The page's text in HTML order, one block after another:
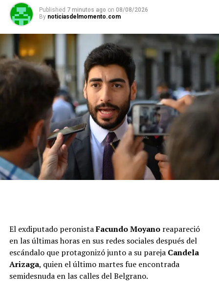
Published 7 minutos ago on 08/08/2026
By noticiasdelmomento.com
El exdiputado peronistaFacundo Moyano reapareció
en las últimas horas en sus redes sociales después del
escándalo que protagonizó junto a su pareja Candela
Arizaga, quien el último martes fue encontrada
semidesnuda en las calles del Belgrano.